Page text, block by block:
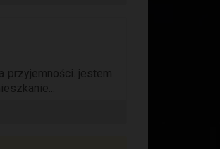
przyjemności. jestem